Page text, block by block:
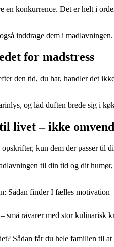
konkurrence. Det er helt i
inddrage dem i
for madstress
den tid, du har, handler det
og lad duften brede sig i
livet – ikke
kun dem der passer til
til din tid og dit
Sådan finder I fælles motivation
små råvarer med stor kulinarisk
Sådan får du hele familien til